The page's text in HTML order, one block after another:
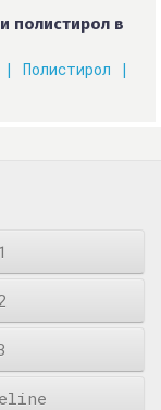
полистирол в
|
Полистирол |